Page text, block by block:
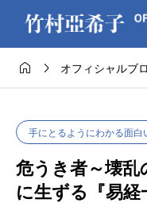
  オフィシャルブ
手にとるようにわかる面白
危うき者～壊乱
に生ずる『易経